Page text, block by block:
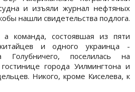
и изъяли журнал нефтяных
нашли свидетельства подлога.
а команда, состоявшая из пяти
и одного украинца -
Голубничего, поселилась на
города Уилмингтона и
Никого, кроме Киселева, к